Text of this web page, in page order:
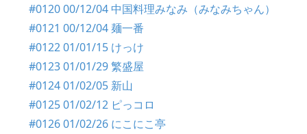
#0120 00/12/04 中国料理みなみ（みなみちゃん）
#0121 00/12/04 麺一番
#0122 01/01/15 けっけ
#0123 01/01/29 繁盛屋
#0124 01/02/05 新山
#0125 01/02/12 ピっコロ
#0126 01/02/26 にこにこ亭